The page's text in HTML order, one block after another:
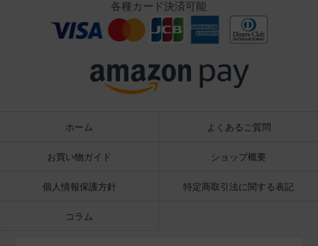
各種カード決済可能
ホーム よくあるご質問
お買い物ガイド ショップ概要
個人情報保護方針 特定商取引法に関する表記
コラム